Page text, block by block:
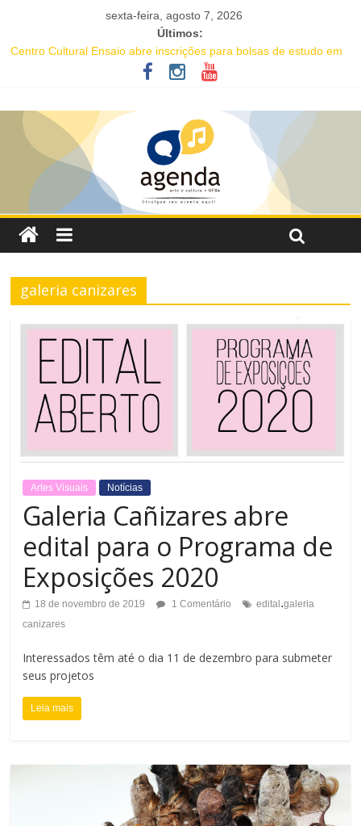
sexta-feira, agosto 7, 2026
Últimos:
Centro Cultural Ensaio abre inscrições para bolsas de estudo em
Tuca Fernandes, Buja Ferreira e o cantor coreano Junho Chu
estão entre as atrações deste fim de semana da Festa de Santa
Dulce dos Pobres
Projeto Órbita estreia em Salvador com residente da Vila Sul do
Goethe-Institut e programação gratuita de cinema imersivo
Oficina gratuita de literatura e afrocentricidade abre inscrições
para educadores da rede pública
galeria canizares
Artes Visuais Notícias
Galeria Cañizares abre
edital para o Programa de
Exposições 2020
18 de novembro de 2019 1 Comentário edital.galeria
canizares
Interessados têm até o dia 11 de dezembro para submeter
seus projetos
Leia mais